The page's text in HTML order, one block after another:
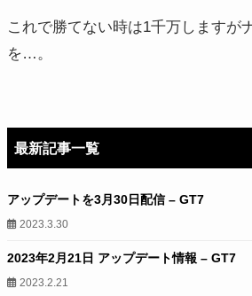
これで勝てない時は1千万しますが
を…。
最新記事一覧
アップデートを3月30日配信 – GT7
2023.3.30
2023年2月21日 アップデート情報 – GT7
2023.2.21